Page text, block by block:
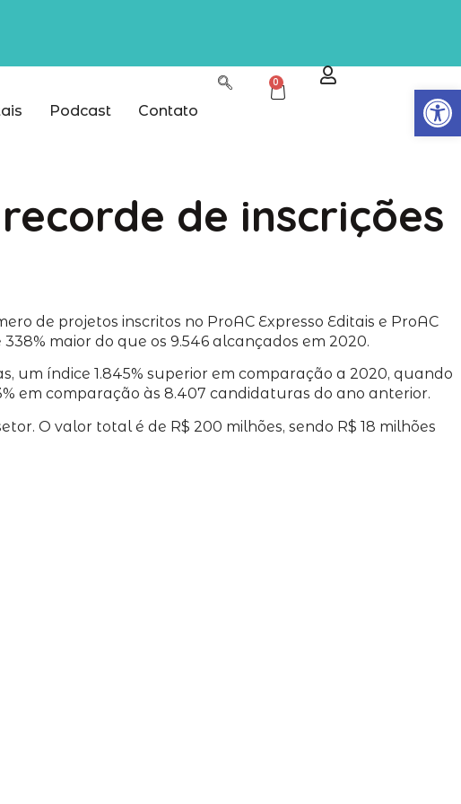
Abrir
Podcast Contato
0
de inscrições
de projetos inscritos no ProAC Expresso Editais e ProAC
maior do que os 9.546 alcançados em 2020.
um índice 1.845% superior em comparação a 2020, quando
em comparação às 8.407 candidaturas do ano anterior.
O valor total é de R$ 200 milhões, sendo R$ 18 milhões